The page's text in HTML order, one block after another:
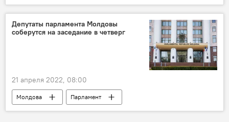
Кишинев
Депутаты парламента Молдовы
соберутся на заседание в четверг
21 апреля 2022, 08:00
Молдова Парламент